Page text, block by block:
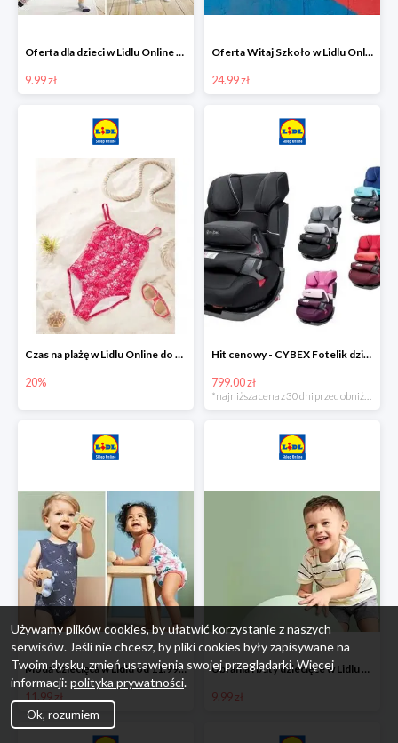
Oferta dla dzieci w Lidlu Online od 9,99 zł
9.99 zł
Oferta Witaj Szkoło w Lidlu Online od 24,99 zł
24.99 zł
Czas na plażę w Lidlu Online do -20%
20%
Hit cenowy - CYBEX Fotelik dziecięcy samochodowy Pallasfix grupa I-III, 9-36 kg
799.00 zł
Moda dziecięca w Lidlu od 11.99 zł
11.99 zł
Ubrania i buty dziecięce w Lidlu Online od 9,99 zł
9.99 zł
Używamy plików cookies, by ułatwić korzystanie z naszych
serwisów. Jeśli nie chcesz, by pliki cookies były zapisywane na
Twoim dysku, zmień ustawienia swojej przeglądarki. Więcej
informacji: polityka prywatności.
Ok, rozumiem